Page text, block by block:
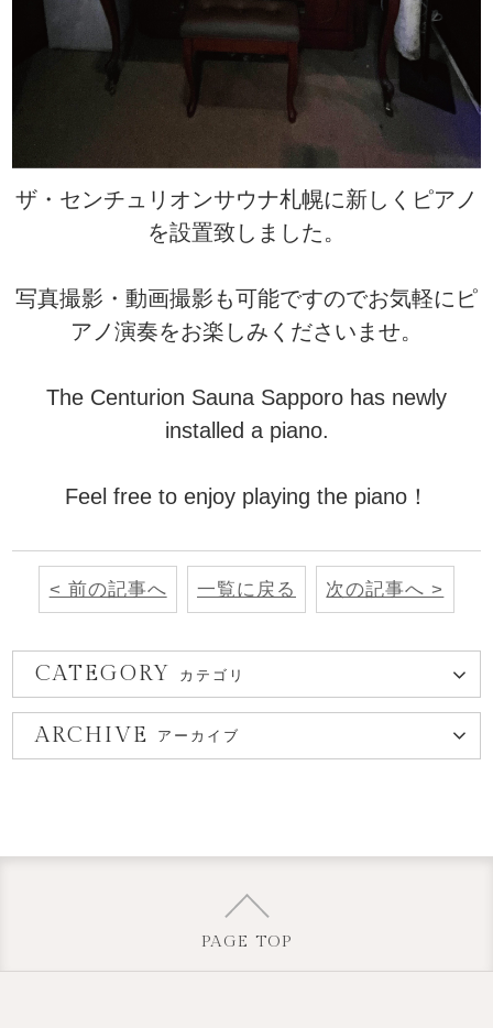
ザ・センチュリオンサウナ札幌に新しくピアノ
を設置致しました。
写真撮影・動画撮影も可能ですのでお気軽にピ
アノ演奏をお楽しみくださいませ。
The Centurion Sauna Sapporo has newly
installed a piano.
Feel free to enjoy playing the piano！
< 前の記事へ 一覧に戻る 次の記事へ >
CATEGORY カテゴリ
ARCHIVE アーカイブ
PAGE TOP